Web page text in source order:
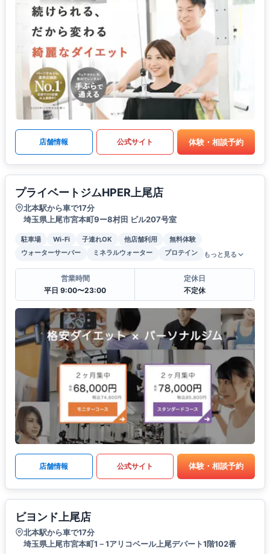
店舗情報 公式サイト 体験・相談予約
プライベートジムHPER上尾店
北本駅から車で17分
埼玉県上尾市宮本町9ー8村田 ビル207号室
駐車場 Wi-Fi 子連れOK 他店舗利用
無料体験
ウォーターサーバー
ミネラルウォーター プロテイン もっと見る
営業時間
平日 9:00〜23:00
定休日
不定休
店舗情報 公式サイト 体験・相談予約
ビヨンド上尾店
北本駅から車で17分
埼玉県上尾市宮本町1－1アリコベール上尾デパート1階102番